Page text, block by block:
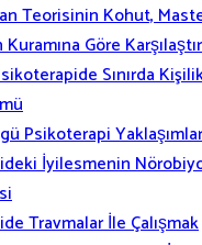
Teorisinin Kohut,
Göre
Sınırda
Psikoterapi
İyilesmenin
Travmalar İle Çalışmak